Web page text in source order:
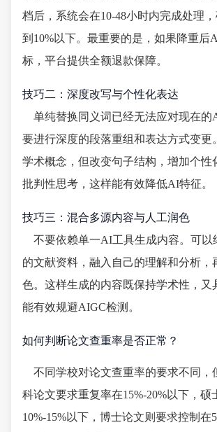
档后，系统会在10-48小时内完成处理
到10%以下。最重要的是，如果降重后
标，平台提供全额退款保障。
技巧二：深度改写与个性化表达
单纯替换同义词已经无法应对现在的
要进行深度的段落重组和表达方式变更
学术概念，但改变句子结构，增加个性
批判性思考，这样能有效降低AI特征。
技巧三：混合多源内容与人工润色
不要依赖单一AI工具生成内容。可以
的文献资料，融入自己的理解和分析，
色。这样生成的内容既保持学术性，又
能有效规避AIGC检测。
如何判断论文查重率是否正常？
不同学校对论文查重率的要求不同，
科论文要求重复率在15%-20%以下，硕
10%-15%以下，博士论文则要求控制在